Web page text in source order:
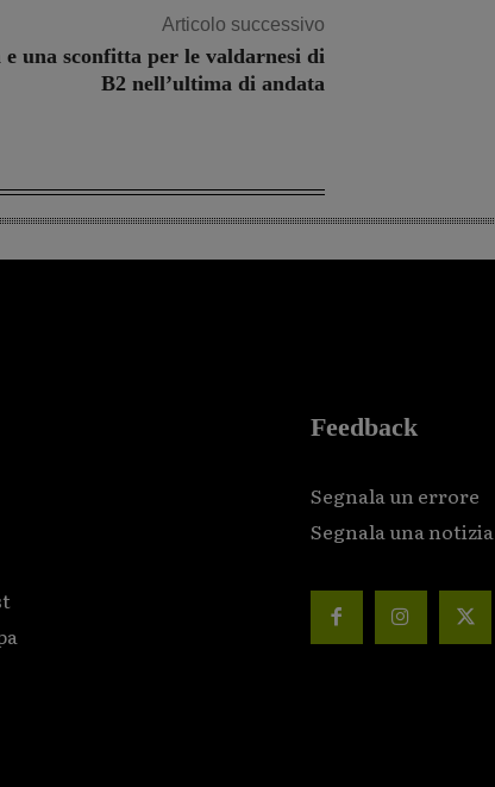
Articolo successivo
una sconfitta per le valdarnesi di
B2 nell’ultima di andata
Feedback
Segnala un errore
Segnala una notizia